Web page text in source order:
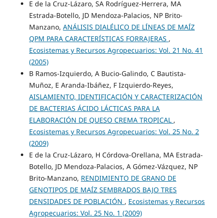
E de la Cruz-Lázaro, SA Rodríguez-Herrera, MA
Estrada-Botello, JD Mendoza-Palacios, NP Brito-
Manzano, ANÁLISIS DIALÉLICO DE LÍNEAS DE MAÍZ
QPM PARA CARACTERÍSTICAS FORRAJERAS ,
Ecosistemas y Recursos Agropecuarios: Vol. 21 No. 41
(2005)
B Ramos-Izquierdo, A Bucio-Galindo, C Bautista-
Muñoz, E Aranda-Ibáñez, F Izquierdo-Reyes,
AISLAMIENTO, IDENTIFICACIÓN Y CARACTERIZACIÓN
DE BACTERIAS ÁCIDO LÁCTICAS PARA LA
ELABORACIÓN DE QUESO CREMA TROPICAL ,
Ecosistemas y Recursos Agropecuarios: Vol. 25 No. 2
(2009)
E de la Cruz-Lázaro, H Córdova-Orellana, MA Estrada-
Botello, JD Mendoza-Palacios, A Gómez-Vázquez, NP
Brito-Manzano, RENDIMIENTO DE GRANO DE
GENOTIPOS DE MAÍZ SEMBRADOS BAJO TRES
DENSIDADES DE POBLACIÓN , Ecosistemas y Recursos
Agropecuarios: Vol. 25 No. 1 (2009)